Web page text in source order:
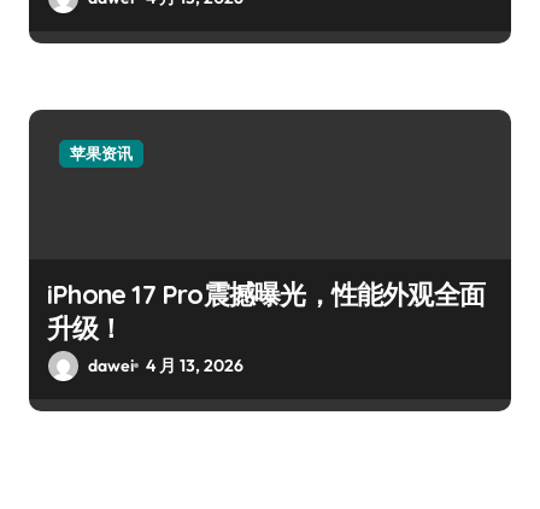
苹果资讯
iPhone 17 Pro震撼曝光，性能外观全面
升级！
dawei 4 月 13, 2026